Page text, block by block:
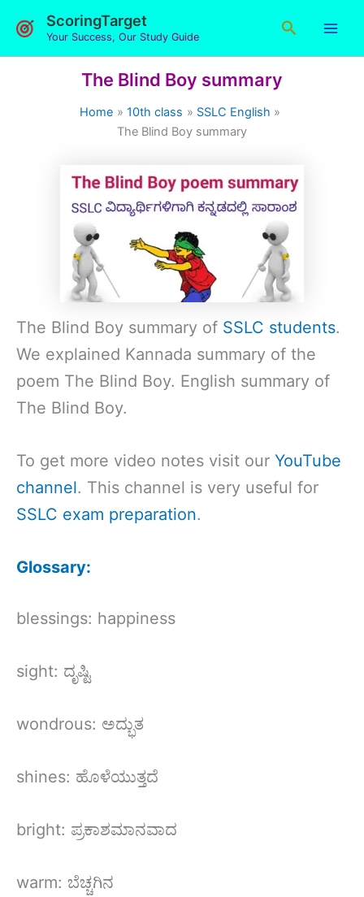
ScoringTarget
Your Success, Our Study Guide
Search
The Blind Boy summary
Home 10th class
SSLC English
The Blind Boy summary
The Blind Boy summary of SSLC students.
We explained Kannada summary of the
poem The Blind Boy. English summary of
The Blind Boy.
To get more video notes visit our YouTube
channel. This channel is very useful for
SSLC exam preparation.
Glossary:
blessings: happiness
sight: ದೃಷ್ಟಿ
wondrous: ಅದ್ಭುತ
shines: ಹೊಳೆಯುತ್ತದೆ
bright: ಪ್ರಕಾಶಮಾನವಾದ
warm: ಬೆಚ್ಚಗಿನ